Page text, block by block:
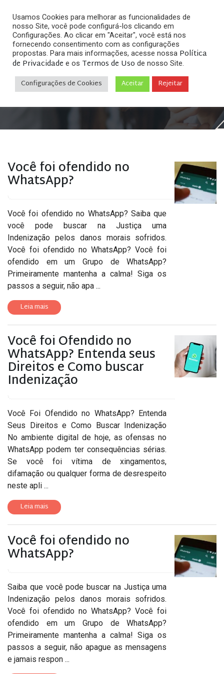
Arquivos
Home»Posts tagged "perfil fake do whatsapp"
Você foi ofendido no
WhatsApp?
Você foi ofendido no WhatsApp? Saiba que
você pode buscar na Justiça uma
Indenização pelos danos morais sofridos.
Você foi ofendido no WhatsApp? Você foi
ofendido em um Grupo de WhatsApp?
Primeiramente mantenha a calma! Siga os
passos a seguir, não apa ...
Leia mais
Você foi Ofendido no
WhatsApp? Entenda seus
Direitos e Como buscar
Indenização
Você Foi Ofendido no WhatsApp? Entenda
Seus Direitos e Como Buscar Indenização
No ambiente digital de hoje, as ofensas no
WhatsApp podem ter consequências sérias.
Se você foi vítima de xingamentos,
difamação ou qualquer forma de desrespeito
neste apli ...
Leia mais
Você foi ofendido no
WhatsApp?
Saiba que você pode buscar na Justiça uma
Indenização pelos danos morais sofridos.
Você foi ofendido no WhatsApp? Você foi
ofendido em um Grupo de WhatsApp?
Primeiramente mantenha a calma! Siga os
passos a seguir, não apague as mensagens
e jamais respon ...
Usamos Cookies para melhorar as funcionalidades de
nosso Site, você pode configurá-los clicando em
Configurações. Ao clicar em "Aceitar", você está nos
fornecendo consentimento com as configurações
propostas. Para mais informações, acesse nossa Política
de Privacidade e os Termos de Uso de nosso Site.
Configurações de Cookies Aceitar Rejeitar